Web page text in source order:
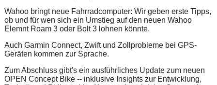
Wahoo bringt neue Fahrradcomputer: Wir geben erste Tipps,
ob und für wen sich ein Umstieg auf den neuen Wahoo
Elemnt Roam 3 oder Bolt 3 lohnen könnte.
Auch Garmin Connect, Zwift und Zollprobleme bei GPS-
Geräten kommen zur Sprache.
Zum Abschluss gibt's ein ausführliches Update zum neuen
OPEN Concept Bike -- inklusive Insights zur Entwicklung,